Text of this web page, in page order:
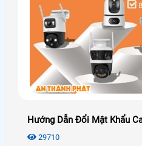
Hướng Dẫn Đổi Mật Khẩu
29710